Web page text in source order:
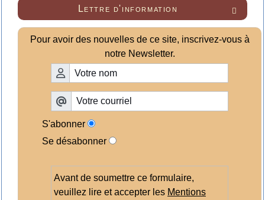

Lettre d'information
Pour avoir des nouvelles de ce site, inscrivez-vous à
notre Newsletter.
S'abonner
Se désabonner
Avant de soumettre ce formulaire,
veuillez lire et accepter les Mentions